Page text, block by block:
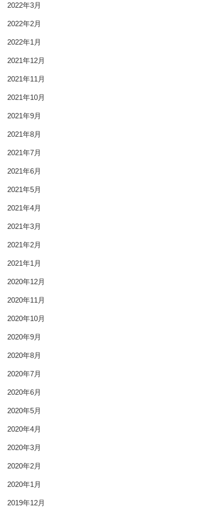
2022年3月
2022年2月
2022年1月
2021年12月
2021年11月
2021年10月
2021年9月
2021年8月
2021年7月
2021年6月
2021年5月
2021年4月
2021年3月
2021年2月
2021年1月
2020年12月
2020年11月
2020年10月
2020年9月
2020年8月
2020年7月
2020年6月
2020年5月
2020年4月
2020年3月
2020年2月
2020年1月
2019年12月